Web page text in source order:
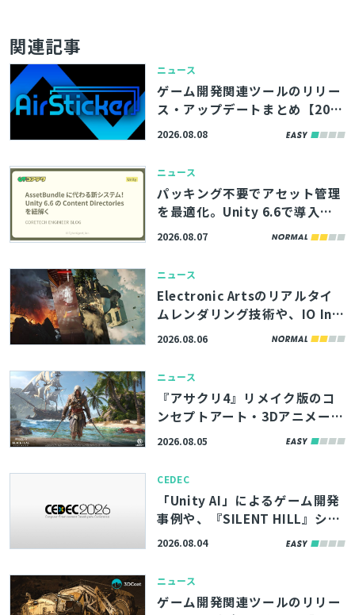
関連記事
ニュース
ゲーム開発関連ツールのリリー
ス・アップデートまとめ【202
6/8/8】
2026.08.08
ニュース
パッキング不要でアセット管理
を最適化。Unity 6.6で導入さ
れる「Content Directories」
2026.08.07
ニュース
Electronic Artsのリアルタイ
ムレンダリング技術や、IO Int
eractive内製エンジンのボリュ
強会の講演資料が公開
2026.08.06
ニュース
『アサクリ4』リメイク版のコ
ンセプトアート・3Dアニメーシ
ョンなど500点以上、ArtStati
2026.08.05
CEDEC
「Unity AI」によるゲーム開発
事例や、『SILENT HILL』シリ
ーズを取り上げた講演も。「CE
2026.08.04
ニュース
ゲーム開発関連ツールのリリー
とじる
検索